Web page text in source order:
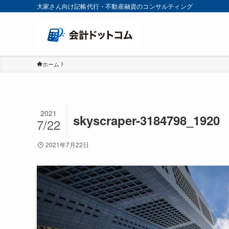
大家さん向け記帳代行・不動産融資のコンサルティング
ホーム
skyscraper-3184798_1920
2021
7/22
2021年7月22日